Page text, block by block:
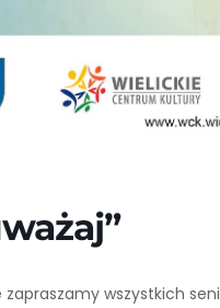
zapraszamy wszystkich